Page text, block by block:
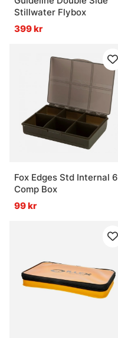
Stillwater Flybox
399 kr
Fox Edges Std Internal 6
Comp Box
99 kr